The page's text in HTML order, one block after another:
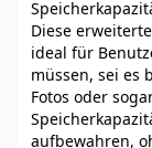
Diese
ideal für
müssen, sei es
Fotos oder
aufbewahren,